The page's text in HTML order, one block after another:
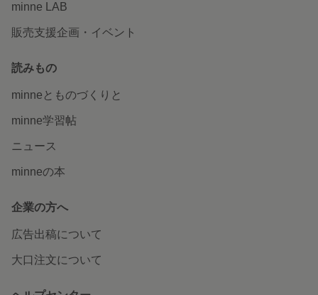
minne LAB
販売支援企画・イベント
読みもの
minneとものづくりと
minne学習帖
ニュース
minneの本
企業の方へ
広告出稿について
大口注文について